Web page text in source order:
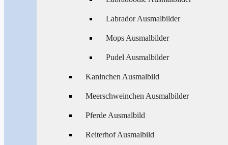
Labrador Ausmalbilder
Mops Ausmalbilder
Pudel Ausmalbilder
Kaninchen Ausmalbild
Meerschweinchen Ausmalbilder
Pferde Ausmalbild
Reiterhof Ausmalbild